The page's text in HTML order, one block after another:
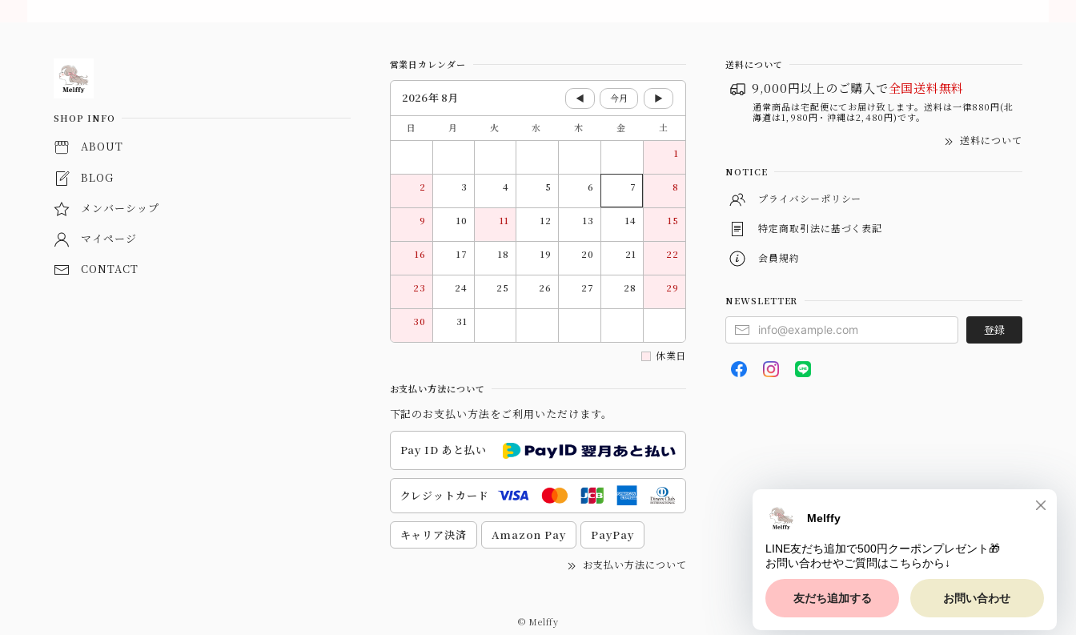
Information
SHOP INFO
ABOUT
BLOG
メンバーシップ
マイページ
CONTACT
営業日カレンダー
2026年 8月 ◀ 今月 ▶
日 月 火 水 木 金
土
1
2 3 4 5 6 7 8
9 10 11 12 13 14 15
16 17 18 19 20 21 22
23 24 25 26 27 28 29
30 31
休業日
お支払い方法について
下記のお支払い方法をご利用いただけます。
Pay ID あと払い
クレジットカード
キャリア決済 Amazon Pay PayPay
お支払い方法について
送料について
9,000円以上のご購入で全国送料無料
通常商品は宅配便にてお届け致します。送料は一律880円(北
海道は1,980円・沖縄は2,480円)です。
送料について
NOTICE
プライバシーポリシー
特定商取引法に基づく表記
会員規約
NEWSLETTER
登録
© Melffy